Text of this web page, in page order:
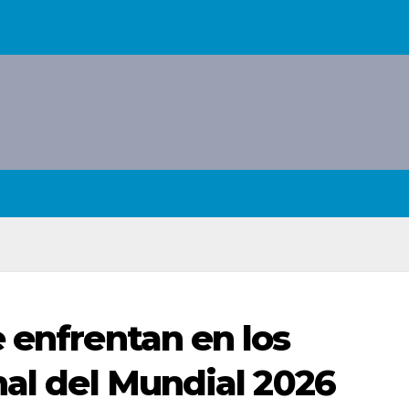
enfrentan en los
del Mundial 2026